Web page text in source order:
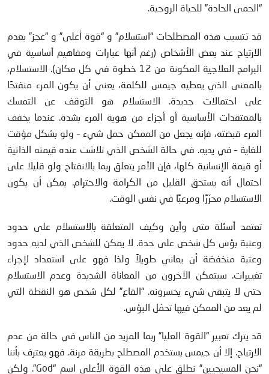
“الحمى الحادة” للحياة الروحية.
قد تتسبب هذه المصطلحات “استسلام” و “قوة أعلى” و “عجز” بعدم
الارتياح عند بعض الأشخاص (رغم أنها عبارات ومفاهيم أساسية في
البرامج العلاجية المكونة من 12 خطوة في كل مكان). الاستسلام،
بالمعنى الذي يعطيه جيمس للكلمة، يعني أن يكون المرء منفتحًا
على احتمالات جديدة. الاستسلام هو التوقف عن التمسك
بالمعتقدات الأساسية أو أجزاء من هوية المرء بشدة. عندما يخفف
المرء قبضته، فإنه يجعل من الممكن حمل شيء – ولو بشكل مؤقت
للغاية – في يديه. في حالة الشخص الذي تلاشت عنده قيمته الذاتية
أو قيمة الإنسانية كلها، فإن الأمر يتعلق ربما بالانفتاح ولو قليلا على
احتمال أنه يستحق القليل من الكرامة والاحترام. يمكن أن يكون
الاستسلام محرّرًا ومرعبًا في نفس الوقت.
تعتمد أسئلة متى وأين وكيف المتعلقة بالاستسلام على حدود
وعتبة بؤس كل شخص على حدة. لا يمكن للشخص الذي لديه حدود
وعتبة منخفضة أن يعاني طويلاً ولذا فهو على استعداد لإجراء
تغييرات. سيتمكن الآخرون من المعاناة الشديدة وعدم الاستسلام
حتى لا يتبقى شيء يخسرونه. “القاع” لكل شخص هو النقطة التي
لم يعد من الممكن فيها تحمّل البؤس.
قد يترك تعبير “القوة العليا” ربما المزيد من الناس في حالة من عدم
الارتياح. إلا أن جيمس يستخدم المصطلح بطريقة مرنة. فهو يعترف بأننا
“نحن المسيحيين” نطلق على هذه القوة الأعلى اسم “God”. ولكن